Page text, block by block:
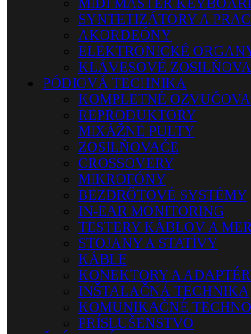
MIDI MASTER
SYNTETIZÁTORY A
AKORDEÓNY
ELEKTRONICKÉ
KLÁVESOVÉ
PÓDIOVÁ TECHNIKA
KOMPLETNÉ
REPRODUKTORY
MIXÁŽNE PULTY
ZOSILŇOVAČE
CROSSOVERY
MIKROFÓNY
BEZDRÔTOVÉ SYSTÉMY
IN-EAR MONITORING
TESTERY KÁBLOV A
STOJANY A STATÍVY
KÁBLE
KONEKTORY A
INŠTALAČNÁ TECHNIKA
KOMUNIKAČNÉ
PRÍSLUŠENSTVO